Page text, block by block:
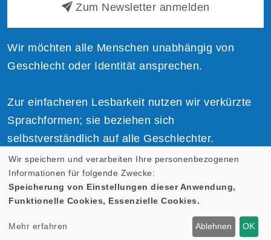
Zum Newsletter anmelden
Wir möchten alle Menschen unabhängig von
Geschlecht oder Identität ansprechen.
Zur einfacheren Lesbarkeit nutzen wir verkürzte
Sprachformen; sie beziehen sich
selbstverständlich auf alle Geschlechter.
Cookie Einstellungen
Wir speichern und verarbeiten Ihre personenbezogenen
Informationen für folgende Zwecke:
Speicherung von Einstellungen dieser Anwendung,
Funktionelle Cookies, Essenzielle Cookies.
Mehr erfahren Ablehnen OK